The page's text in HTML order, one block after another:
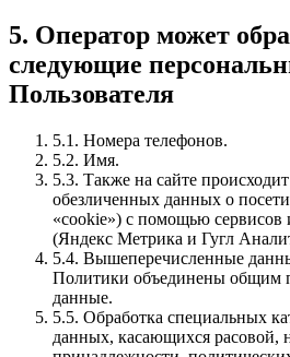
5. Оператор может
следующие
Пользователя
5.1. Номера телефонов.
5.2. Имя.
5.3. Также на сайте
обезличенных данных о
«cookie») с помощью сервисов
(Яндекс Метрика и Гугл
5.4. Вышеперечисленные
Политики объединены общим
данные.
5.5. Обработка специальных
данных, касающихся расовой,